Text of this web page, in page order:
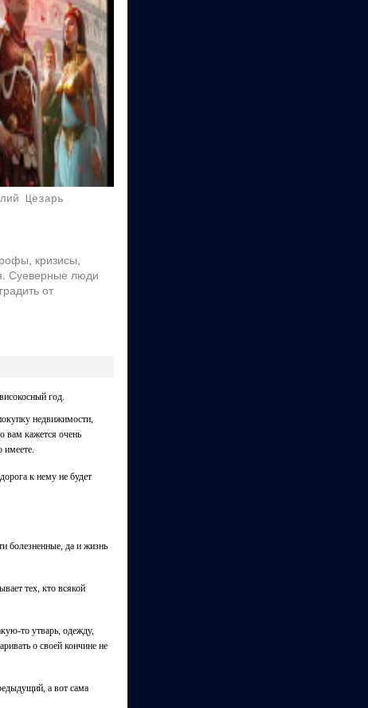
Цезарь
кризисы,
Суеверные люди
от
год.
недвижимости,
вам кажется очень
имеете.
к нему не будет
болезненные, да и жизнь
тех, кто всякой
то утварь, одежду,
о своей кончине не
а вот сама